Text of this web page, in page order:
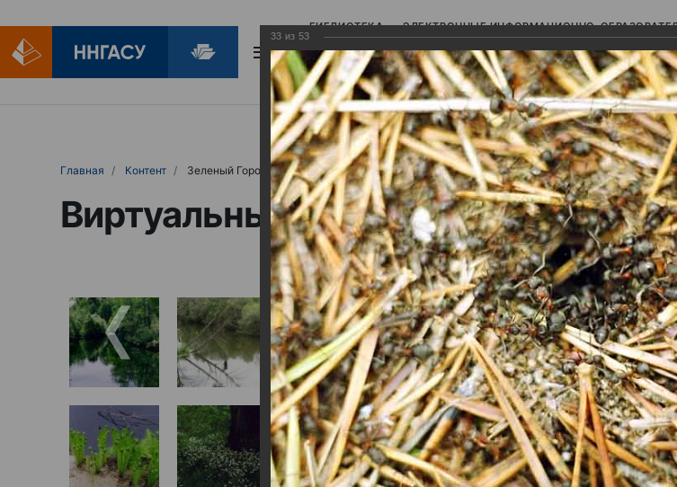
БИБЛИОТЕКА ЭЛЕКТРОННЫЕ ИНФОРМАЦИОННО-
БИБЛИОПОМОЩЬ
Главная Контент Зеленый Город
Виртуальные выставки
33 из 53